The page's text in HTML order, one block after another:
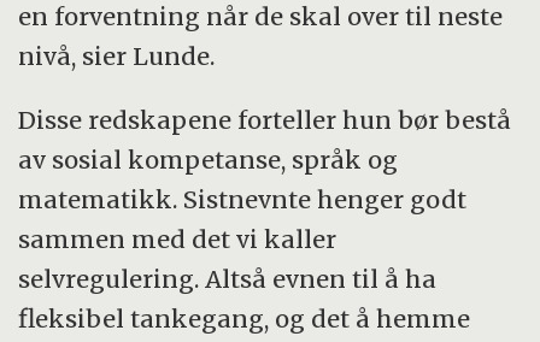
en forventning når de skal over til neste
nivå, sier Lunde.
Disse redskapene forteller hun bør bestå
av sosial kompetanse, språk og
matematikk. Sistnevnte henger godt
sammen med det vi kaller
selvregulering. Altså evnen til å ha
fleksibel tankegang, og det å hemme